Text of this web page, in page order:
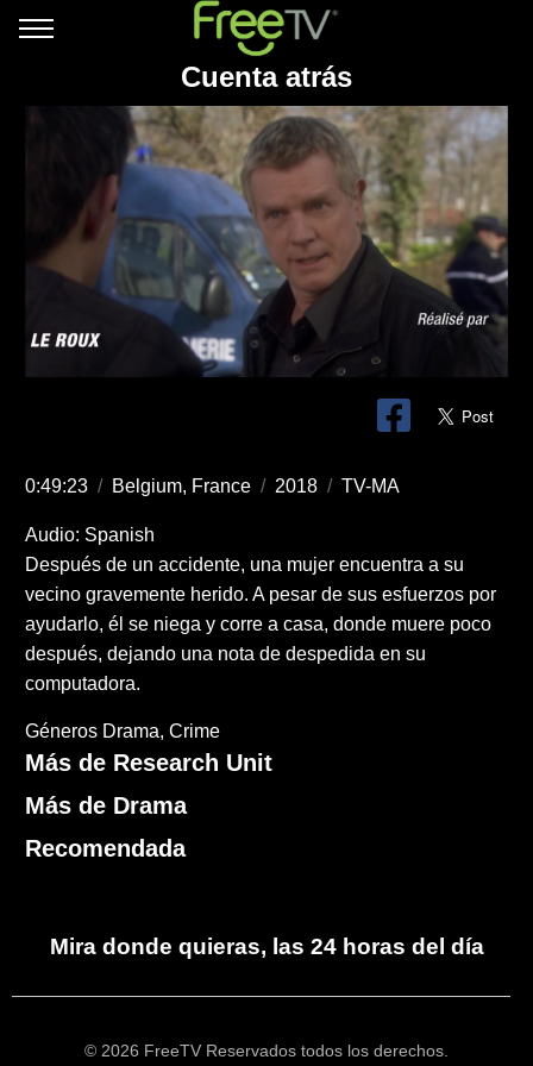
Cuenta atrás
0:49:23 / Belgium, France / 2018 / TV-MA
Audio: Spanish
Después de un accidente, una mujer encuentra a su
vecino gravemente herido. A pesar de sus esfuerzos por
ayudarlo, él se niega y corre a casa, donde muere poco
después, dejando una nota de despedida en su
computadora.
Géneros Drama Crime
Más de Research Unit
Más de Drama
Recomendada
Mira donde quieras, las 24 horas del día
© 2026 FreeTV Reservados todos los derechos.